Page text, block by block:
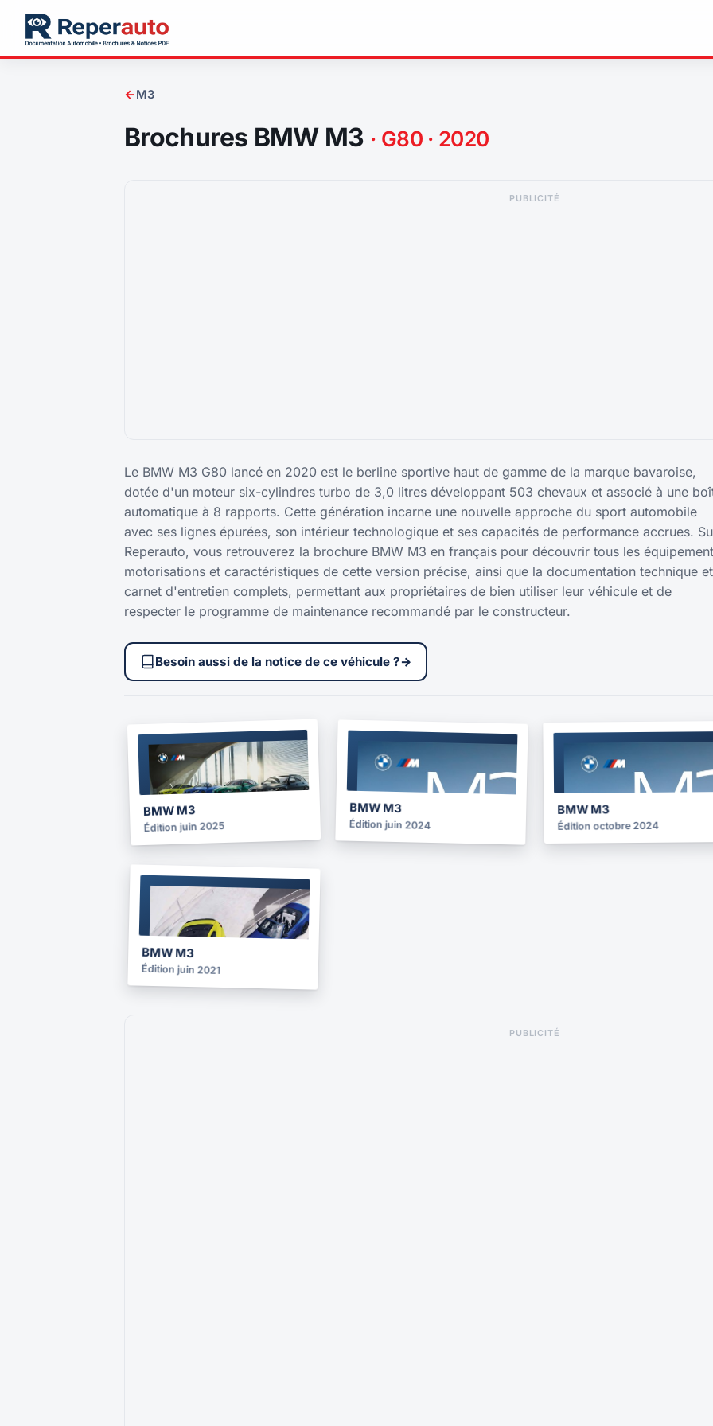
←M3
Brochures BMW M3 · G80 · 2020
PUBLICITÉ
Le BMW M3 G80 lancé en 2020 est le berline sportive haut de gamme de la marque bavaroise,
dotée d'un moteur six-cylindres turbo de 3,0 litres développant 503 chevaux et associé à une
automatique à 8 rapports. Cette génération incarne une nouvelle approche du sport automobile
avec ses lignes épurées, son intérieur technologique et ses capacités de performance accrues.
Reperauto, vous retrouverez la brochure BMW M3 en français pour découvrir tous les
motorisations et caractéristiques de cette version précise, ainsi que la documentation technique
carnet d'entretien complets, permettant aux propriétaires de bien utiliser leur véhicule et de
respecter le programme de maintenance recommandé par le constructeur.
Besoin aussi de la notice de ce véhicule ?→
BROCHURE
2025
BMW M3
Édition juin 2025
2024
BMW M3
Édition juin 2024
2024
BMW M3
Édition octobre 2024
BROCHURE
2021
BMW M3
Édition juin 2021
PUBLICITÉ